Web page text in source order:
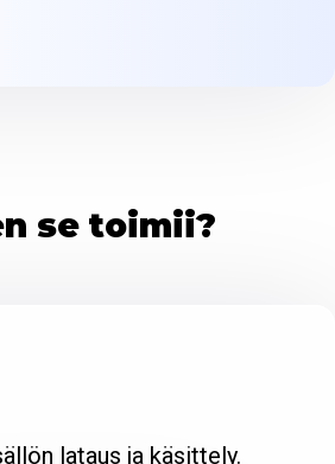
se toimii?
lataus ja käsittely.